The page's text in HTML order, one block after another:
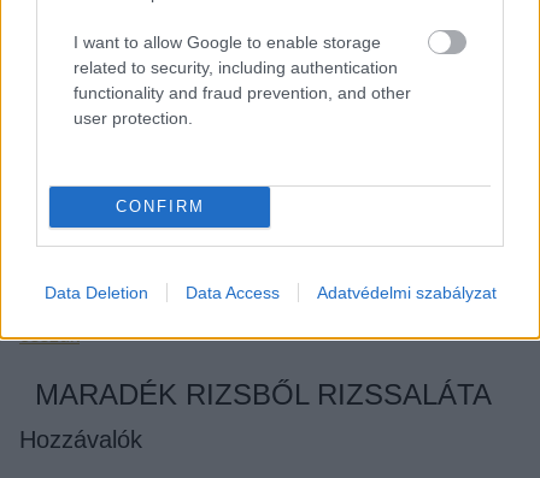
I want to allow Google to enable storage
related to security, including authentication
functionality and fraud prevention, and other
user protection.
CONFIRM
Data Deletion Data Access Adatvédelmi szabályzat
a reszelt sajtot. Sóval, borssal ízesítsük.
Öntsük sütőpapírral bélelt tepsibe vagy
piteformába.
süssük, míg aranybarna nem lesz.
Felszeletelve tálaljuk.
Több benne a C-vitamin, mint a citromban, mégsem
esszük
MARADÉK RIZSBŐL RIZSSALÁTA
Hozzávalók